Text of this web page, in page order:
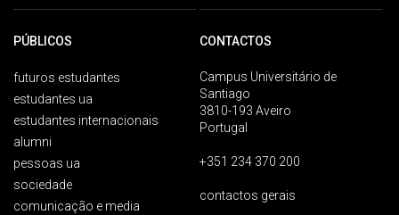
PÚBLICOS
futuros estudantes
estudantes ua
estudantes internacionais
alumni
pessoas ua
sociedade
comunicação e media
CONTACTOS
Campus Universitário de
Santiago
3810-193 Aveiro
Portugal
+351 234 370 200
contactos gerais